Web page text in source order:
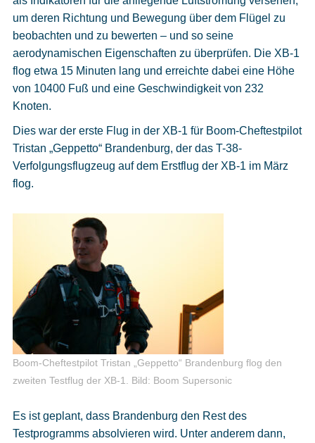
um deren Richtung und Bewegung über dem Flügel zu
beobachten und zu bewerten – und so seine
aerodynamischen Eigenschaften zu überprüfen. Die XB-1
flog etwa 15 Minuten lang und erreichte dabei eine Höhe
von 10400 Fuß und eine Geschwindigkeit von 232
Knoten.
Dies war der erste Flug in der XB-1 für Boom-Cheftestpilot
Tristan „Geppetto“ Brandenburg, der das T-38-
Verfolgungsflugzeug auf dem Erstflug der XB-1 im März
flog.
Boom-Cheftestpilot Tristan „Geppetto“ Brandenburg flog den
zweiten Testflug der XB-1.
Bild: Boom Supersonic
Es ist geplant, dass Brandenburg den Rest des
Testprogramms absolvieren wird. Unter anderem dann,